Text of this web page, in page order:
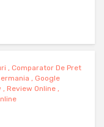
, Comparator De Pret
, Google
, Review Online ,